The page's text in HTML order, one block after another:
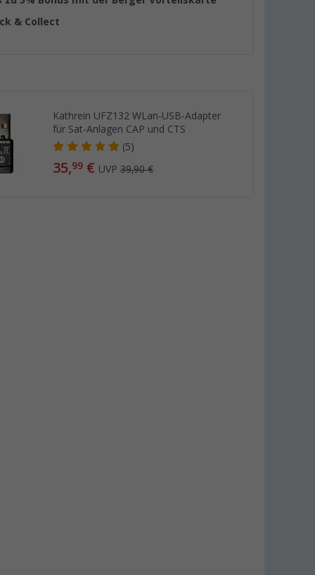
& Collect
Kathrein UFZ132 WLan-USB-Adapter
für Sat-Anlagen CAP und CTS
(5)
35,99 € UVP39,90 €